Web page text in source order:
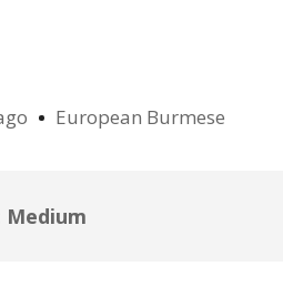
European Burmese
Medium